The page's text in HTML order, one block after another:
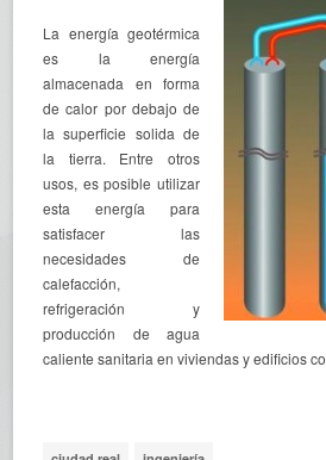
La energía geotérmica
es la energía
almacenada en forma
de calor por debajo de
la superficie solida de
la tierra. Entre otros
usos, es posible utilizar
esta energía para
satisfacer las
necesidades de
calefacción,
refrigeración y
producción de agua
caliente sanitaria en viviendas y edificios